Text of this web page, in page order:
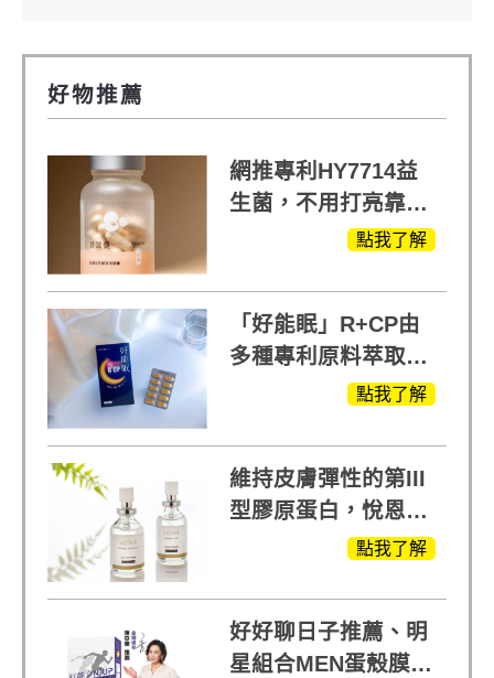
好物推薦
網推專利HY7714益
生菌，不用打亮靠養
點我了解
「好能眠」R+CP由
多種專利原料萃取、
白鳳豆、羅布麻、西
晰的關鍵!
點我了解
維持皮膚彈性的第III
型膠原蛋白，悅恩詩
給予寶寶般的肌膚感
點我了解
好好聊日子推薦、明
星組合MEN蛋殼膜